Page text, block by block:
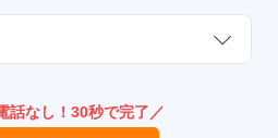
話なし！30秒で完了／